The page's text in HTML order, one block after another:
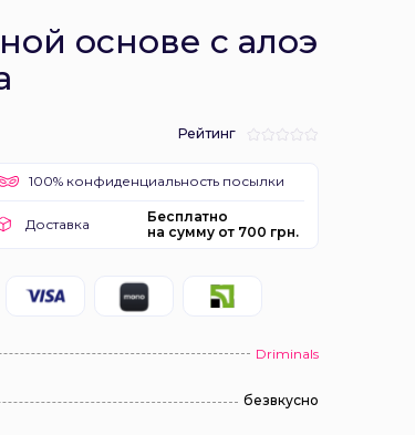
основе с алоэ
Рейтинг
100% конфиденциальность посылки
Доставка
Бесплатно
на сумму от 700 грн.
Driminals
безвкусно